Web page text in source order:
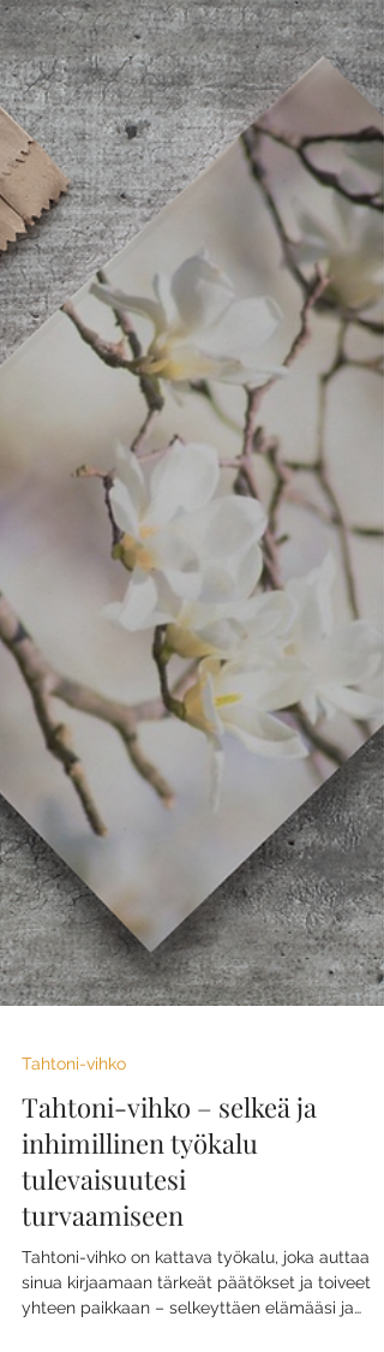
miten edunvalvontavaltuutus laaditaan, kenet
kannattaa valita valtuutetuksi, mitä asiakirjoja
tarvitaan ja miten valtuutus vahvistetaan Digi-
väestötietovirastossa. Mukana tarkistuslista!
Tahtoni-vihko
Tahtoni-vihko – selkeä ja